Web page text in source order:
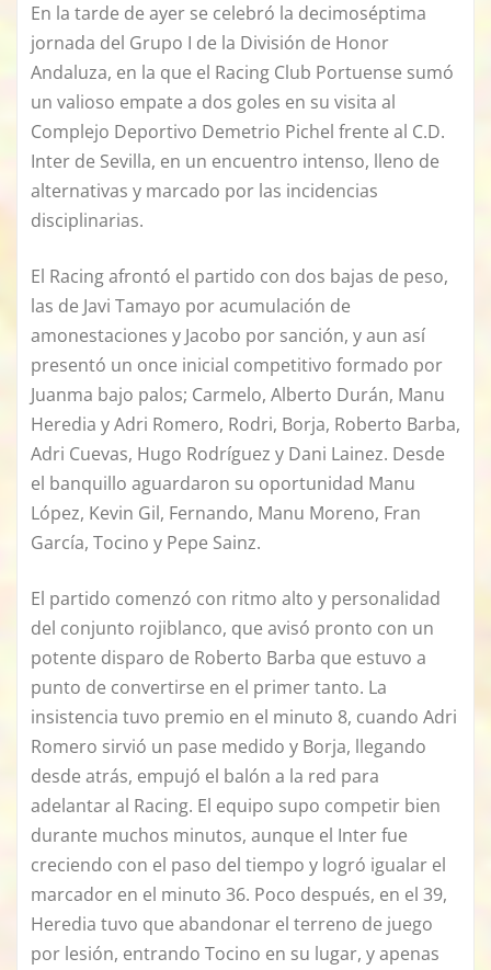
En la tarde de ayer se celebró la decimoséptima
jornada del Grupo I de la División de Honor
Andaluza, en la que el Racing Club Portuense sumó
un valioso empate a dos goles en su visita al
Complejo Deportivo Demetrio Pichel frente al C.D.
Inter de Sevilla, en un encuentro intenso, lleno de
alternativas y marcado por las incidencias
disciplinarias.
El Racing afrontó el partido con dos bajas de peso,
las de Javi Tamayo por acumulación de
amonestaciones y Jacobo por sanción, y aun así
presentó un once inicial competitivo formado por
Juanma bajo palos; Carmelo, Alberto Durán, Manu
Heredia y Adri Romero, Rodri, Borja, Roberto Barba,
Adri Cuevas, Hugo Rodríguez y Dani Lainez. Desde
el banquillo aguardaron su oportunidad Manu
López, Kevin Gil, Fernando, Manu Moreno, Fran
García, Tocino y Pepe Sainz.
El partido comenzó con ritmo alto y personalidad
del conjunto rojiblanco, que avisó pronto con un
potente disparo de Roberto Barba que estuvo a
punto de convertirse en el primer tanto. La
insistencia tuvo premio en el minuto 8, cuando Adri
Romero sirvió un pase medido y Borja, llegando
desde atrás, empujó el balón a la red para
adelantar al Racing. El equipo supo competir bien
durante muchos minutos, aunque el Inter fue
creciendo con el paso del tiempo y logró igualar el
marcador en el minuto 36. Poco después, en el 39,
Heredia tuvo que abandonar el terreno de juego
por lesión, entrando Tocino en su lugar, y apenas